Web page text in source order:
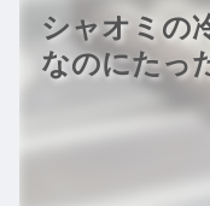
シャオミの
なのにたっ